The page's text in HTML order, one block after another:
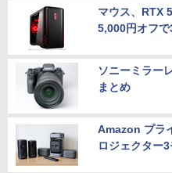
マウス、RTX
5,000円オフで
ソニーミラー
まとめ
Amazon プラ
ロジェクター